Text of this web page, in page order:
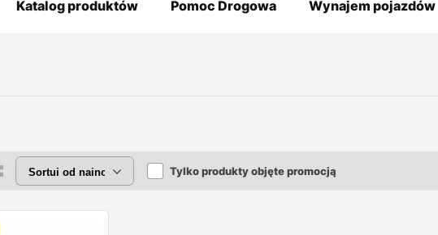
Katalog produktów Pomoc Drogowa Wynajem pojazdów
Tylko produkty objęte promocją